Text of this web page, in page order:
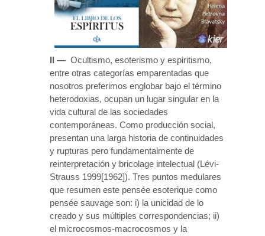
II — Ocultismo, esoterismo y espiritismo,
entre otras categorías emparentadas que
nosotros preferimos englobar bajo el término
heterodoxias, ocupan un lugar singular en la
vida cultural de las sociedades
contemporáneas. Como producción social,
presentan una larga historia de continuidades
y rupturas pero fundamentalmente de
reinterpretación y bricolage intelectual (Lévi-
Strauss 1999[1962]). Tres puntos medulares
que resumen este pensée esoterique como
pensée sauvage son: i) la unicidad de lo
creado y sus múltiples correspondencias; ii)
el microcosmos-macrocosmos y la